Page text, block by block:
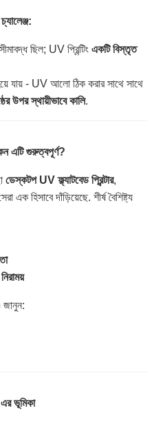
সীমাবদ্ধ ছিল; UV প্রিন্টিং একটি বিস্তৃত
যায় - UV আলো ঠিক করার সাথে সাথে
উপর স্থায়ীভাবে কালি.
এটি গুরুত্বপূর্ণ?
ডেস্কটপ UV ফ্ল্যাটবেড প্রিন্টার,
এক হিসাবে দাঁড়িয়েছে. শীর্ষ বৈশিষ্ট্য
জানুন:
এর ভূমিকা